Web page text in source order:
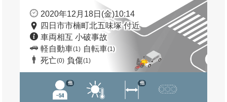
2020年12月18日(金)10:14
四日市市楠町北五味塚 付近
車両相互 小破事故
軽自動車(1) 自転車(1)
死亡(0) 負傷(1)
他 他